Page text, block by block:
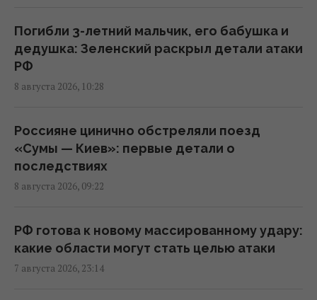
23:53 пятница, 07 августа 2026
В результате атаки РФ был уничтожен
крупнейший склад средств
21:32 пятница, 07 августа 2026
Суд продлил содержание под стражей
Коломойского, защита заявила о
20:39 пятница, 07 августа 2026
РФ поставила антидроновые сети на свои
Погибли 3-летний мальчик, его бабушка и
дедушка: Зеленский раскрыл детали атаки
РФ
8 августа 2026, 10:28
Россияне цинично обстреляли поезд
«Сумы — Киев»: первые детали о
последствиях
8 августа 2026, 09:22
РФ готова к новому массированному удару:
какие области могут стать целью атаки
7 августа 2026, 23:14